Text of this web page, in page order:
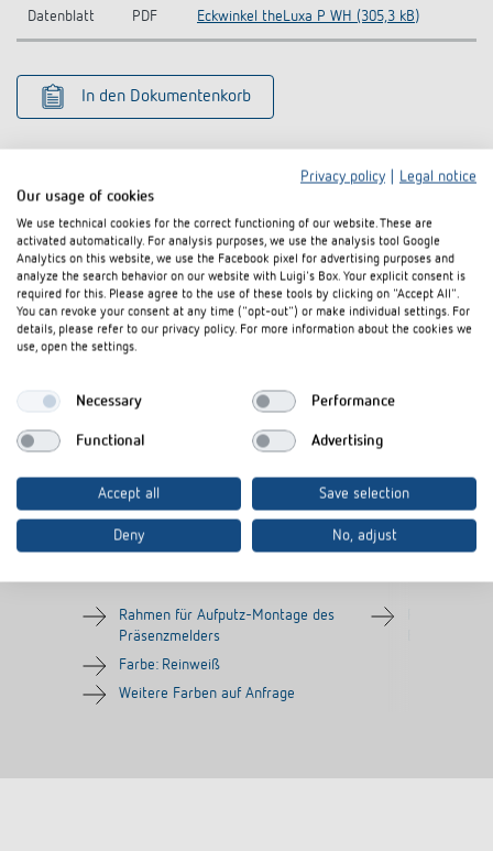
Datenblatt PDF Eckwinkel theLuxa P WH (305,3 kB)
In den Dokumentenkorb
Ähnliche Produkte
AP-Rahmen 100A WH
Rahmen für Aufputz-Montage des
Präsenzmelders
Farbe: Reinweiß
Weitere Farben auf Anfrage
AP-Rahmen
Privacy policy
Legal notice
Our usage of cookies
We use technical cookies for the correct functioning of our website. These are
activated automatically. For analysis purposes, we use the analysis tool Google
Analytics on this website, we use the Facebook pixel for advertising purposes and
analyze the search behavior on our website with Luigi's Box. Your explicit consent is
required for this. Please agree to the use of these tools by clicking on "Accept All".
You can revoke your consent at any time ("opt-out") or make individual settings. For
details, please refer to our privacy policy. For more information about the cookies we
use, open the settings.
Necessary Performance
Functional Advertising
Accept all Save selection
Deny No, adjust